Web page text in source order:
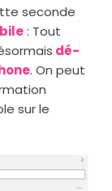
seconde
: Tout
dé-
. On peut
sur le